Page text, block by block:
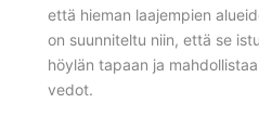
että hieman laajempien
on suunniteltu niin, että se
höylän tapaan ja
vedot.